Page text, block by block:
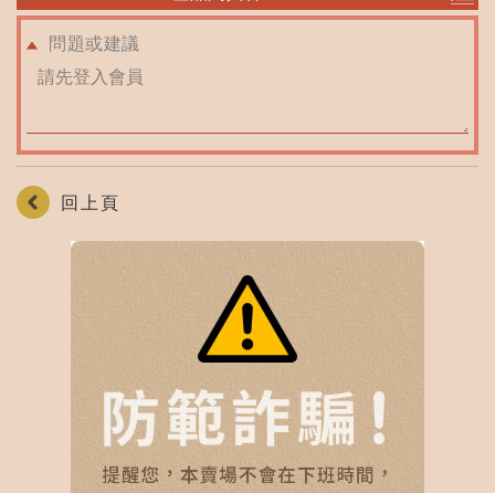
問題或建議
回上頁